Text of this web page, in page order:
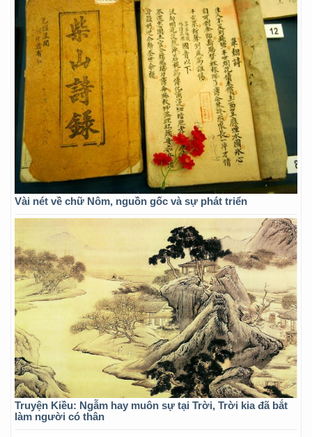
Vài nét về chữ Nôm, nguồn gốc và sự phát triển
Truyện Kiều: Ngẫm hay muôn sự tại Trời, Trời kia đã bắt
làm người có thân